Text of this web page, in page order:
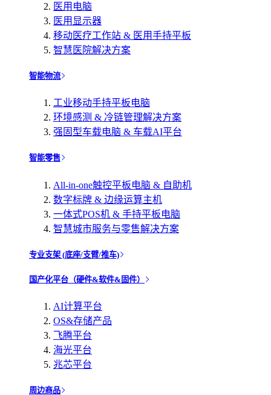
医用电脑
医用显示器
移动医疗工作站 & 医用手持平板
智慧医院解决方案
智能物流
工业移动手持平板电脑
环境感测 & 冷链管理解决方案
强固型车载电脑 & 车载AI平台
智能零售
All-in-one触控平板电脑 & 自助机
数字标牌 & 边缘运算主机
一体式POS机 & 手持平板电脑
智慧城市服务与零售解决方案
专业支架 (底座/支臂/推车)
国产化平台（硬件&软件&固件）
AI计算平台
OS&存储产品
飞腾平台
海光平台
兆芯平台
周边商品